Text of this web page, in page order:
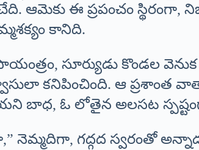
ఆమెకు ఈ ప్రపంచం
కానిది.
సూర్యుడు కొండల
కనిపించింది. ఆ ప్రశాంత
బాధ, ఓ లోతైన అలసట
నెమ్మదిగా, గద్గద స్వరంతో